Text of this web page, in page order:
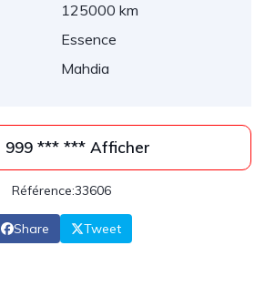
125000 km
Essence
Mahdia
999 *** *** Afficher
Référence:33606
Share Tweet